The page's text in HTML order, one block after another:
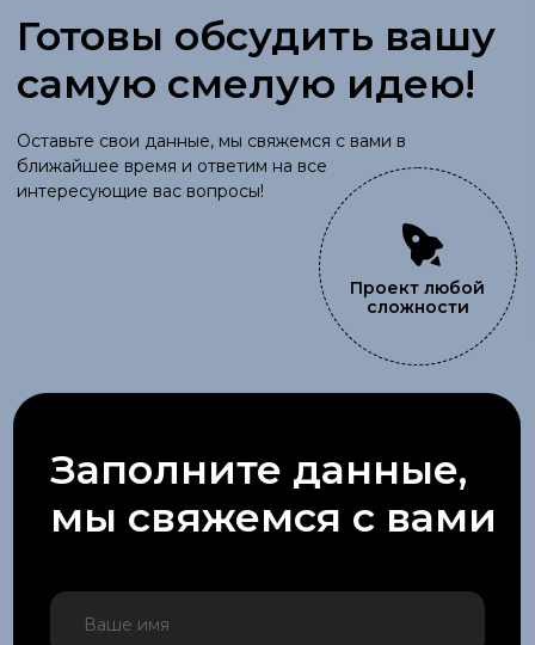
Отправить
Республика Казахстан, г. Алматы, ул. Коперника 84
*ниже парка Горького, заезд со стороны пр. Райымбека.
Оцените нашу работу
Блог